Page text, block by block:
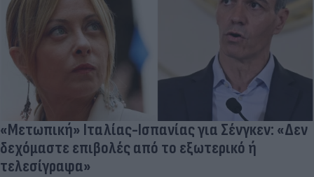
«Μετωπική» Ιταλίας-Ισπανίας για Σένγκεν: «Δεν
δεχόμαστε επιβολές από το εξωτερικό ή
τελεσίγραφα»